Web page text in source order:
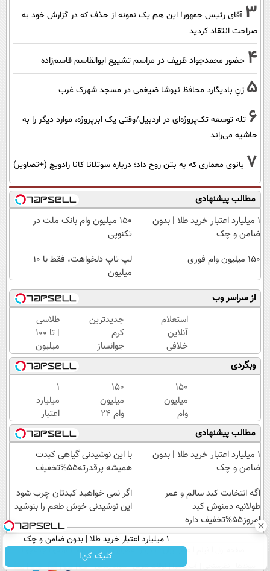
3 آقای رئیس جمهور! این هم یک نمونه از حذف که در گزارش خود به
صراحت انتقاد کردید
4 حضور محمدجواد ظریف در مراسم تشییع ابوالقاسم قاسم‌زاده
5 زنِ بادیگارد محافظ نیوشا ضیغمی در مسجد شهرک غرب
6 تله توسعه تک‌پروژه‌ای در اردبیل/وقتی یک ابرپروژه، موارد دیگر را به
حاشیه می‌راند
7 بانوی معماری که به بتن روح داد؛ درباره سوتلانا کانا رادویچ (+تصاویر)
مطالب پیشنهادی
۱ میلیارد اعتبار خرید طلا | بدون
ضامن و چک
150 میلیون وام بانک ملت در
تکنوپی
150 میلیون وام فوری
لپ تاپ دلخواهت، فقط با 10
میلیون
از سراسر وب
استعلام
آنلاین
خلافی
خودرو
✅ با کد
ملی و
پلاک،
سریع،
دقیق و
بدون
معطلی
جدیدترین
کرم
جوانساز
حاوی
جلبک
اسپیرولینا!
( لینک
خرید با
تخفیف
ویژه)
طلاسی
| تا 100
میلیون
وام
آنی
خرید
طلا💰
ثبت
نام
کن!
وبگردی
150
میلیون
وام
فوری
150
میلیون
وام 24
ماهه
ملت |
تکنوپی
۱
میلیارد
اعتبار
خرید
طلا |
بدون
ضامن
مطالب پیشنهادی
۱ میلیارد اعتبار خرید طلا | بدون
ضامن و چک
با این نوشیدنی گیاهی کبدت
همیشه پرقدرته55%تخفیف
اگه انتخابت کبد سالم و عمر
طولانیه دمنوش کبد
امروز55%تخفیف داره
اگر نمی خواهید کبدتان چرب شود
این نوشیدنی خوش طعم را بنوشید
۱ میلیارد اعتبار خرید طلا | بدون ضامن و چک
کلیک کن!
عصر ایران۲ درباره عصرایران تماس با ما
آب و هوا اوقات شرعی سواد زندگی